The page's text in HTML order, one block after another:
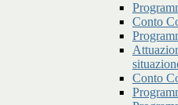
Conto
Conto